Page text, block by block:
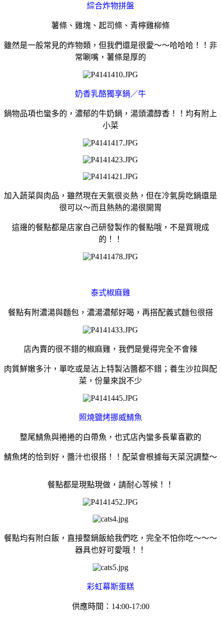
綜合炸物拼盤
薯條、雞塊、起司條、青檸雞柳條
雖然是一般常見的炸物類，但我們還是很愛～～哈哈哈！！非
常唰嘴，薯條是厚的
奶香乳酪獨享鍋／牛
鍋物品項也蠻多的，濃郁的牛奶鍋，湯頭濃醇香！！ 均有附上
小菜
加入蔬菜與肉品，雖然現在天氣很炎熱，但在冷氣房吃鍋還是
很可以～而且熱熱的湯很開胃
這邊的餐點都是店家自己研發製作的餐點哦，不是買現成
的！！
泰式椒麻雞
餐點有附濃湯與麵包，濃湯濃郁好喝，再搭配義式麵包很搭
店內賣的很不錯的椒麻雞，我們是覺得完全不會辣
肉質鮮嫩多汁，單吃或是沾上特製沾醬都不錯； 養生沙拉與配
菜，份量來說不少
照燒鹽烤挪威鯖魚
整尾鯖魚與捲捲的白帶魚，也式店內蠻多長輩喜歡的
鯖魚烤的恰到好，醬汁也很搭！！配菜會根據每天菜況調整～
餐點都是現點現做，請耐心等候！！
餐點均有附白飯，直接整鍋飯給我們吃，完全不怕你吃～～～
器具也好可愛哦！！
彩虹幕斯蛋糕
供應時間：14:00-17:00